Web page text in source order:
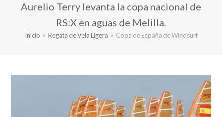
Aurelio Terry levanta la copa nacional de
RS:X en aguas de Melilla.
Inicio » Regata de Vela Ligera » Copa de España de Windsurf